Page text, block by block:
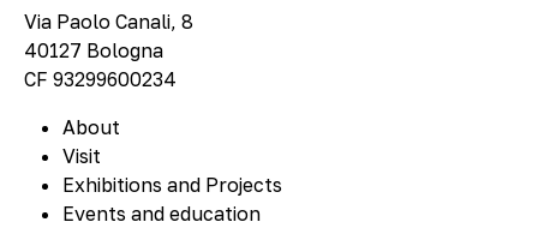
Via Paolo Canali, 8
40127 Bologna
CF 93299600234
About
Visit
Exhibitions and Projects
Events and education